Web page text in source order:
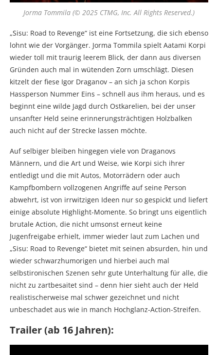
Jorma Tommila (© 2025 CTMG, Inc. All Rights Reserved.)
„Sisu: Road to Revenge“ ist eine Fortsetzung, die sich ebenso
lohnt wie der Vorgänger. Jorma Tommila spielt Aatami Korpi
wieder toll mit traurig leerem Blick, der dann aus diversen
Gründen auch mal in wütenden Zorn umschlägt. Diesen
kitzelt der fiese Igor Draganov – an sich ja schon Korpis
Hassperson Nummer Eins – schnell aus ihm heraus, und es
beginnt eine wilde Jagd durch Ostkarelien, bei der unser
unsanfter Held seine erinnerungsträchtigen Holzbalken
auch nicht auf der Strecke lassen möchte.
Auf selbiger bleiben hingegen viele von Draganovs
Männern, und die Art und Weise, wie Korpi sich ihrer
entledigt und die mit Autos, Motorrädern oder auch
Kampfbombern vollzogenen Angriffe auf seine Person
abwehrt, ist von irrwitzigen Ideen nur so gespickt und liefert
einige absolute Highlight-Momente. So bringt uns eigentlich
brutale Action, die nicht umsonst erneut keine
Jugenfreigabe erhielt, immer wieder laut zum Lachen und
„Sisu: Road to Revenge“ bietet mit seinen absurden, hin und
wieder schwarzhumorigen und hierbei auch mal
selbstironischen Szenen sehr gute Unterhaltung für alle, die
nicht zu zartbesaitet sind – denn hier sieht auch der Held
realistischerweise mal schwer gezeichnet und nicht
unbeschadet aus wie in manch Hochglanz-Action-Streifen.
Trailer (ab 16 Jahren):